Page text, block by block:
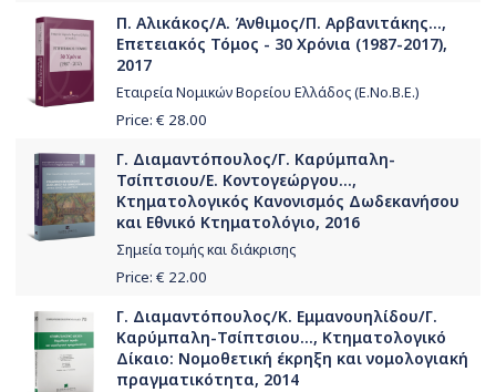
Π. Αλικάκος/Α. Άνθιμος/Π. Αρβανιτάκης...,
Επετειακός Τόμος - 30 Χρόνια (1987-2017),
2017
Εταιρεία Νομικών Βορείου Ελλάδος (Ε.Νο.Β.Ε.)
Price: € 28.00
Γ. Διαμαντόπουλος/Γ. Καρύμπαλη-
Τσίπτσιου/Ε. Κοντογεώργου...,
Κτηματολογικός Κανονισμός Δωδεκανήσου
και Εθνικό Κτηματολόγιο, 2016
Σημεία τομής και διάκρισης
Price: € 22.00
Γ. Διαμαντόπουλος/Κ. Εμμανουηλίδου/Γ.
Καρύμπαλη-Τσίπτσιου..., Κτηματολογικό
Δίκαιο: Νομοθετική έκρηξη και νομολογιακή
πραγματικότητα, 2014